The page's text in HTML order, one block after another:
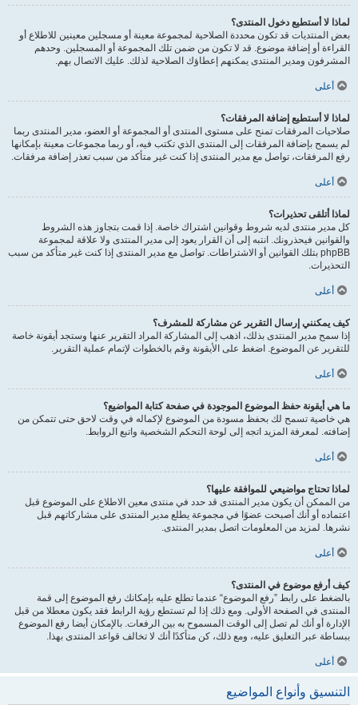
لماذا لا أستطيع دخول المنتدى؟
بعض المنتديات قد تكون محددة الصلاحية لمجموعة معينة أو مسجلين معينين للاطلاع أو
القراءة أو إضافة موضوع. قد لا تكون من ضمن تلك المجموعة أو المسجلين. وحدهم
المشرفون ومدير المنتدى يمكنهم إعطاؤك الصلاحية لذلك. عليك الاتصال بهم.
أعلى
لماذا لا أستطيع إضافة المرفقات؟
صلاحيات المرفقات تمنح على مستوى المنتدى أو المجموعة أو العضو، مدير المنتدى ربما
لم يسمح بإضافة المرفقات إلى المنتدى الذي تكتب فيه، أو ربما مجموعات معينة بإمكانها
رفع المرفقات، تواصل مع مدير المنتدى إذا كنت غير متأكد من سبب تعذر إضافة مرفقات.
أعلى
لماذا أتلقى تحذيرات؟
كل مدير منتدى لديه شروط وقوانين اشتراك خاصة. إذا قمت بتجاوز هذه الشروط
والقوانين فيحذرونك. انتبه إلى أن القرار يعود إلى مدير المنتدى ولا علاقة لمجموعة
phpBB بتلك القوانين أو الاشتراطات. تواصل مع مدير المنتدى إذا كنت غير متأكد من سبب
التحذيرات.
أعلى
كيف يمكنني إرسال التقرير عن مشاركة للمشرف؟
إذا سمح مدير المنتدى بذلك، اذهب إلى المشاركة المراد التقرير عنها وستجد أيقونة خاصة
للتقرير عن الموضوع. اضغط على الأيقونة وقم بالخطوات لإتمام عملية التقرير.
أعلى
ما هي أيقونة حفظ الموضوع الموجودة في صفحة كتابة المواضيع؟
هي خاصية تسمح لك بحفظ مسودة من الموضوع لإكماله في وقت لاحق حتى تتمكن من
إضافته. لمعرفة المزيد اتجه إلى لوحة التحكم الشخصية واتبع الروابط.
أعلى
لماذا تحتاج مواضيعي للموافقة عليها؟
من الممكن أن يكون مدير المنتدى قد حدد في منتدى معين الاطلاع على الموضوع قبل
اعتماده أو أنك أصبحت عضوًا في مجموعة يطلع مدير المنتدى على مشاركاتهم قبل
نشرها. لمزيد من المعلومات اتصل بمدير المنتدى.
أعلى
كيف أرفع موضوع في المنتدى؟
بالضغط على رابط ”رفع الموضوع“ عندما تطلع عليه بإمكانك رفع الموضوع إلى قمة
المنتدى في الصفحة الأولى. ومع ذلك إذا لم تستطع رؤية الرابط فقد يكون معطلا من قبل
الإدارة أو أنك لم تصل إلى الوقت المسموح به بين الرفعات. بالإمكان أيضا رفع الموضوع
ببساطة عبر التعليق عليه، ومع ذلك، كن متأكدًا أنك لا تخالف قواعد المنتدى بهذا.
أعلى
التنسيق وأنواع المواضيع